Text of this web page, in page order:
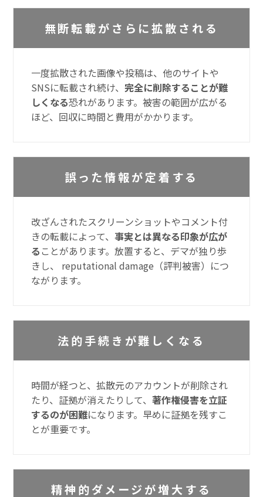
無断転載がさらに拡散される
一度拡散された画像や投稿は、他のサイトや
SNSに転載され続け、完全に削除することが難
しくなる恐れがあります。被害の範囲が広がる
ほど、回収に時間と費用がかかります。
誤った情報が定着する
改ざんされたスクリーンショットやコメント付
きの転載によって、事実とは異なる印象が広が
る ことがあります。放置すると、デマが独り歩
きし、 reputational damage（評判被害）につ
ながります。
法的手続きが難しくなる
時間が経つと、拡散元のアカウントが削除され
たり、証拠が消えたりして、著作権侵害を立証
するのが困難になります。早めに証拠を残すこ
とが重要です。
精神的ダメージが増大する